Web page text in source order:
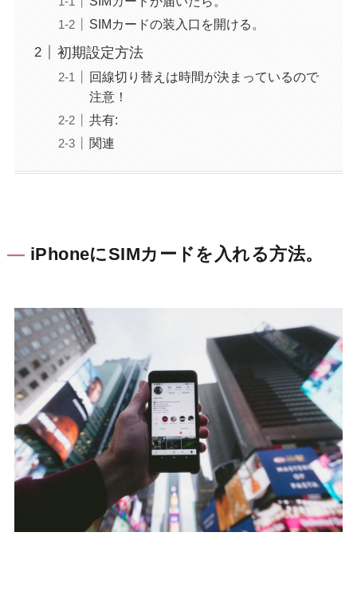
SIMカードの装入口を開ける。
初期設定方法
回線切り替えは時間が決まっているので
注意！
共有:
関連
iPhoneにSIMカードを入れる方法。